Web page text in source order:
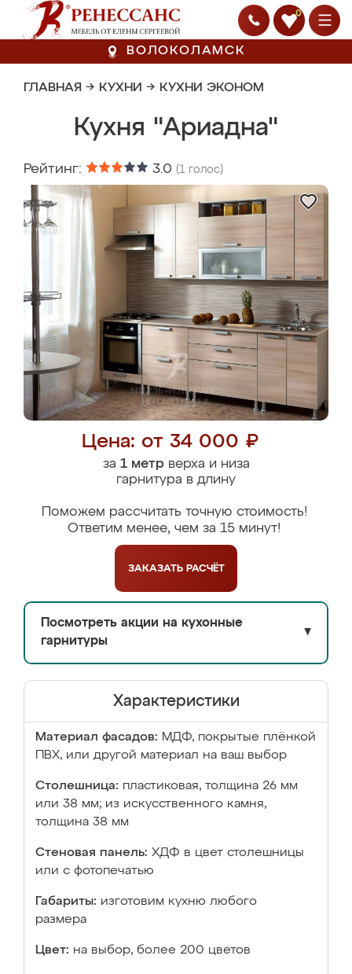
0
ВОЛОКОЛАМСК
ГЛАВНАЯ → КУХНИ → КУХНИ ЭКОНОМ
Кухня "Ариадна"
Рейтинг: 3.0 (1 голос)
Цена: от 34 000 ₽
за 1 метрверха и низа
гарнитура в длину
Поможем рассчитать точную стоимость!
Ответим менее, чем за 15 минут!
ЗАКАЗАТЬ РАСЧЁТ
Посмотреть акции на кухонные
гарнитуры
▼
Характеристики
Материал фасадов: МДФ, покрытые плёнкой
ПВХ, или другой материал на ваш выбор
Столешница: пластиковая, толщина 26 мм
или 38 мм; из искусственного камня,
толщина 38 мм
Стеновая панель: ХДФ в цвет столешницы
или с фотопечатью
Габариты: изготовим кухню любого
размера
Цвет: на выбор, более 200 цветов